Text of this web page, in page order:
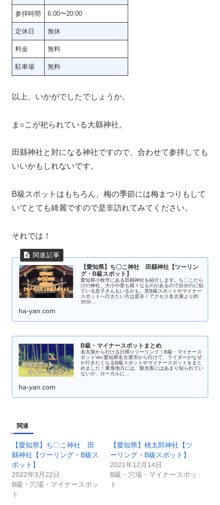
参拝時間 6:00〜20:00
定休日 無休
料金 無料
駐車場 無料
以上、いかがでしたでしょうか。
ま○こが祀られている大縣神社。
田縣神社と対になる神社ですので、合わせて参拝しても
いいかもしれないです。
B級スポットはもちろん、梅の季節には梅まつりもして
いてとても綺麗ですので是非訪れてみてください。
それでは！
【愛知県】ち〇こ神社 田縣神社【ツーリン
グ・B級スポット】
愛知県小牧市にある田縣神社を紹介します。ち〇こだら
けの神社。大小や形も様々なものがあるので自分のに似
ている息子さんもいるかも。笑B級スポットやマイナー
スポットへ行きたい方は是非！アクセス名古屋より約
30分...
ha-yan.com
B級・マイナースポットまとめ
名古屋から行ける日帰りツーリング！B級・マイナース
ポットVer.愛知県名古屋市から行けて、ライダーがなぜ
か行きたくなるB級スポットやマイナースポットをまと
めました！東海地方には、観光客にはあまり知られてい
ないが、ローカルに...
ha-yan.com
関連
【愛知県】ち〇こ神社 田
縣神社【ツーリング・B級ス
ポット】
2022年3月22日
B級・穴場・マイナースポッ
ト
【愛知県】桃太郎神社【ツ
ーリング・B級スポット】
2021年12月14日
B級・穴場・マイナースポッ
ト